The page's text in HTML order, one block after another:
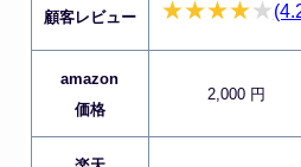
顧客レビュー
amazon
価格
2,000 円